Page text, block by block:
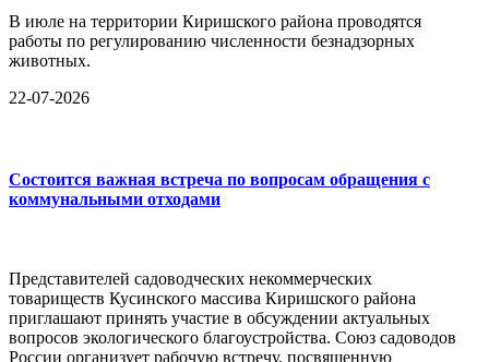
В июле на территории Киришского района проводятся
работы по регулированию численности безнадзорных
животных.
22-07-2026
Состоится важная встреча по вопросам обращения с
коммунальными отходами
Представителей садоводческих некоммерческих
товариществ Кусинского массива Киришского района
приглашают принять участие в обсуждении актуальных
вопросов экологического благоустройства. Союз садоводов
России организует рабочую встречу, посвященную